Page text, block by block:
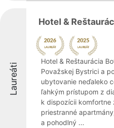
Laureáti
Hotel &
Hotel & Reštaurácia
Považskej Bystrici a
ubytovanie neďaleko
ľahkým prístupom z
k dispozícii komfortne
priestranné
a pohodlný ...